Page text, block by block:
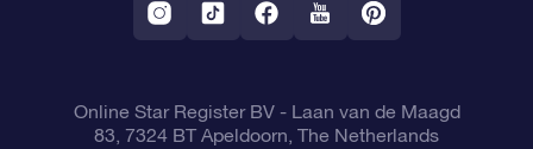
Online Star Register BV- Laan van de Maagd
83, 7324 BT Apeldoorn, The Netherlands